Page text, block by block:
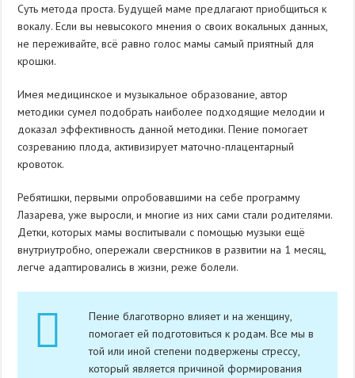
Суть метода проста. Будущей маме предлагают приобщиться к
вокалу. Если вы невысокого мнения о своих вокальных данных,
не переживайте, всё равно голос мамы самый приятный для
крошки.
Имея медицинское и музыкальное образование, автор
методики сумел подобрать наиболее подходящие мелодии и
доказал эффективность данной методики. Пение помогает
созреванию плода, активизирует маточно-плацентарный
кровоток.
Ребятишки, первыми опробовавшими на себе программу
Лазарева, уже выросли, и многие из них сами стали родителями.
Детки, которых мамы воспитывали с помощью музыки ещё
внутриутробно, опережали сверстников в развитии на 1 месяц,
легче адаптировались в жизни, реже болели.
Пение благотворно влияет и на женщину,
помогает ей подготовиться к родам. Все мы в
той или иной степени подвержены стрессу,
который является причиной формирования